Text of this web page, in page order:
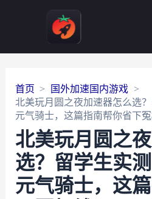
首页
国外加速国内游戏
北美玩月圆之夜加速器怎么选
元气骑士，这篇指南帮你省下
北美玩月圆之
选？留学生实
元气骑士，这